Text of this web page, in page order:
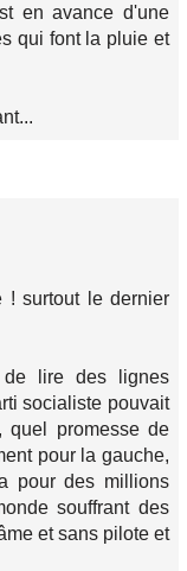
en avance d'une
qui font la pluie et
! surtout le dernier
de lire des lignes
socialiste pouvait
quel promesse de
pour la gauche,
pour des millions
souffrant des
et sans pilote et